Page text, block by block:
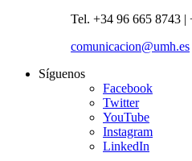
Tel. +34 96 665 8743 |
comunicacion@umh.es
Síguenos
Facebook
Twitter
YouTube
Instagram
LinkedIn